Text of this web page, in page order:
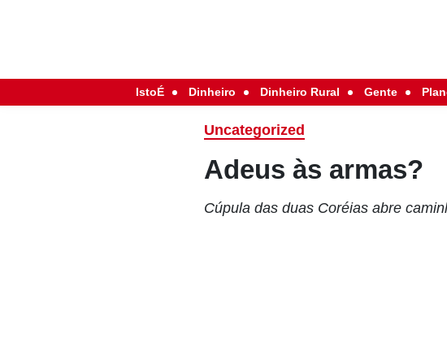
IstoÉ Dinheiro Dinheiro Rural Gente
Uncategorized
Adeus às armas?
Cúpula das duas Coréias abre